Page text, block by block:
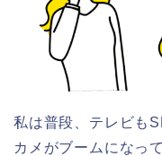
私は普段、テレビも
カメがブームになっ